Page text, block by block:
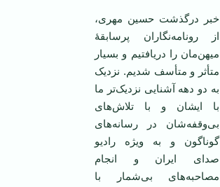
خبر درگذشت حسین مهری،
از رونامه‌‌نگاران پرسابقۀ
میهن‌مان را دریافتیم و بسیار
متأثر و متأسف شدیم. نزدیک
به دو دهه آشنایی نزدیک‌تر ما
با ایشان و با تلاش‌های
بی‌وقفه‌شان در رسانه‌های
گوناگون و به ویژه رادیو
صدای ایران و انجام
مصاحبه‌های بی‌شمار با